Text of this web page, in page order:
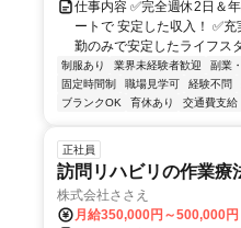
仕事内容 ✅完全週休2日＆
ートで 安定した収入！ ✅
勤のみで安定したライフス
制服あり 業界未経験者歓迎 副業
固定時間制
職場見学可 経験不問
ブランクOK
育休あり 交通費支給
正社員
訪問リハビリの作業療
株式会社ささえ
月給350,000円～500,000円